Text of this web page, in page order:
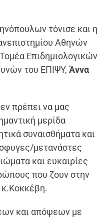
τόνισε και η
Αθηνών
Επιδημιολογικών
του ΕΠΙΨΥ,Άννα
πρέπει να μας
μερίδα
συναισθήματα και
μετανάστες
και ευκαιρίες
που ζουν στην
κ.Κοκκέβη.
και απόψεων με